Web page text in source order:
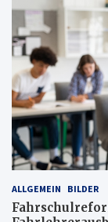
ALLGEMEIN BILDER